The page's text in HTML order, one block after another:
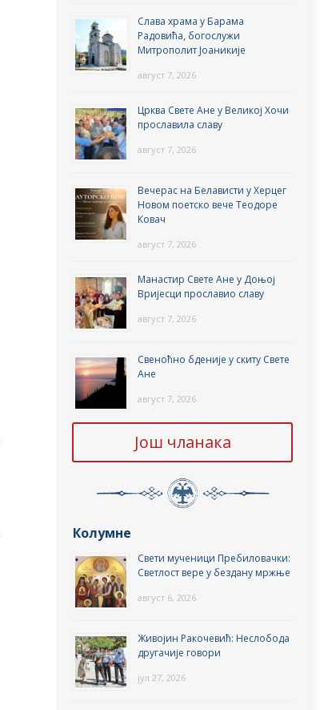
Слава храма у Барама
Радовића, богослужи
Митрополит Јоаникије
август 7, 2026
Црква Свете Ане у Великој Хочи
прославила славу
август 7, 2026
Вечерас на Белависти у Херцег
Новом поетско вече Теодоре
Ковач
август 7, 2026
Манастир Свете Ане у Доњој
Вријесци прославио славу
август 7, 2026
Свеноћно бденије у скиту Свете
Ане
август 7, 2026
Још чланака
Колумне
Свети мученици Пребиловачки:
Светлост вере у бездану мржње
август 6, 2026
Живојин Ракочевић: Неслобода
другачије говори
јул 27, 2026